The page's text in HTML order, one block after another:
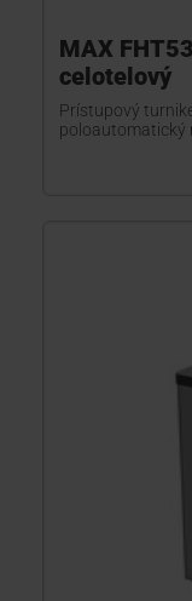
MAX
celotelový
Prístupový
poloautomatický